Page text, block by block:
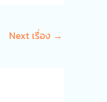
Next เรื่อง →